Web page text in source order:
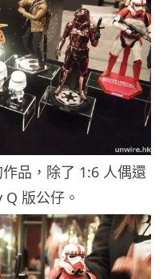
品，除了 1:6 人偶還
版公仔。